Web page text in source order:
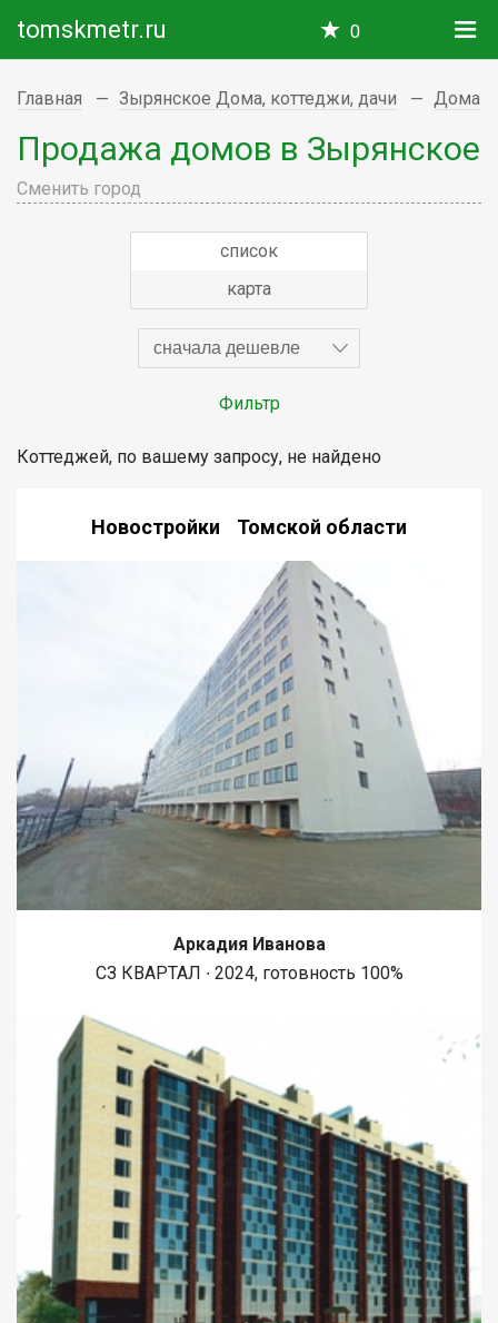
tomskmetr.ru 0
Главная Зырянское Дома, коттеджи, дачи Дома
Продажа домов в Зырянское
Сменить город
список
карта
сначала дешевле
Фильтр
Коттеджей, по вашему запросу, не найдено
Новостройки Томской области
Аркадия Иванова
СЗ КВАРТАЛ ∙ 2024, готовность 100%